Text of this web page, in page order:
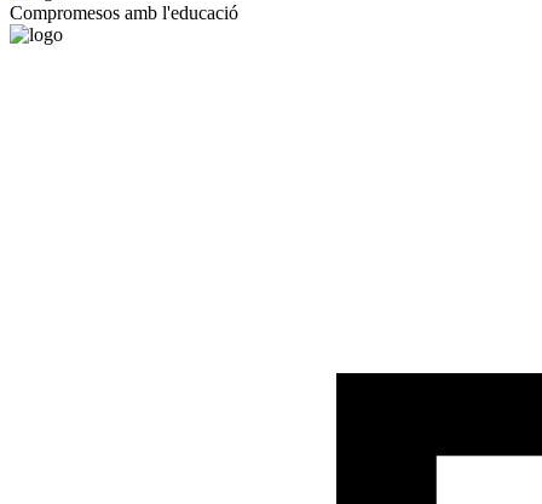
Compromesos amb l'educació